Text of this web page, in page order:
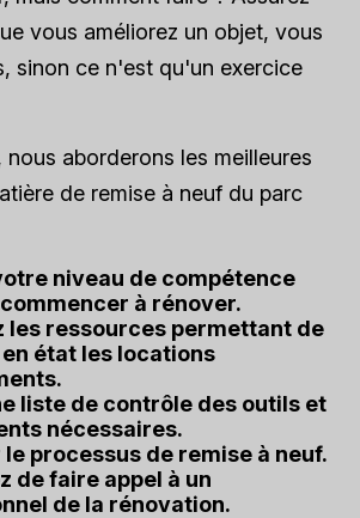
vous améliorez un objet, vous
sinon ce n'est qu'un exercice
nous aborderons les meilleures
de remise à neuf du parc
niveau de compétence
à rénover.
les ressources permettant de
état les locations
liste de contrôle des outils et
nécessaires.
processus de remise à neuf.
de faire appel à un
de la rénovation.